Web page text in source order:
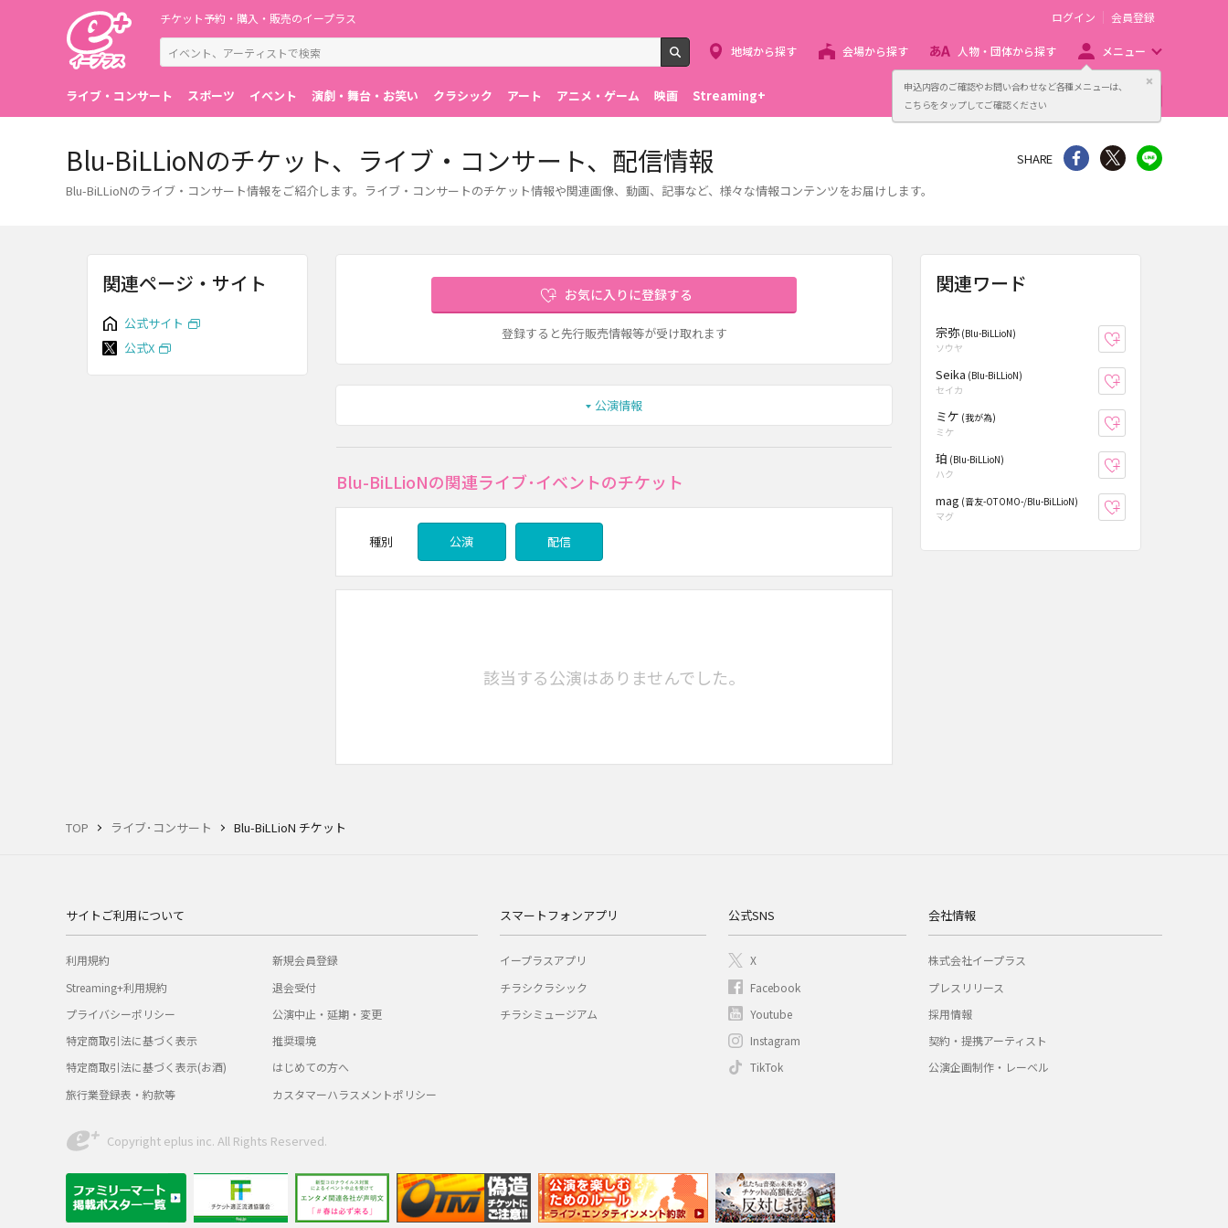
申込内容のご確認やお問い合わせなど各種メニューは、
こちらをタップしてご確認ください
閉じる
チケット予約・購入・販売のイープラス
検索
ログイン 会員登録
地域から探す 会場から探す 人物・団体から探す メニュー
ライブ・コンサート スポーツ イベント 演劇・舞台・お笑い クラシック アート アニメ・ゲーム 映画 Streaming+ 主催者向け販売サービス
TOP ライブ･コンサート Blu-BiLLioN チケット
Blu-BiLLioNのチケット、ライブ・コンサート、配信情報
Blu-BiLLioNのライブ・コンサート情報をご紹介します。ライブ・コンサートのチケット情報や関連画像、動画、記事など、様々な情報コンテンツをお届けします。
SHARE シェア Twitter
お気に入りに登録する
登録すると先行販売情報等が受け取れます
公演情報
Blu-BiLLioNの関連ライブ･イベントのチケット
種別 公演 配信
該当する公演はありませんでした。
関連ワード
宗弥 (Blu-BiLLioN)
ソウヤ
Seika (Blu-BiLLioN)
セイカ
ミケ (我が為)
ミケ
珀 (Blu-BiLLioN)
ハク
mag (音友-OTOMO-/Blu-BiLLioN)
マグ
関連ページ・サイト
公式サイト
公式X
サイトご利用について
利用規約
Streaming+利用規約
プライバシーポリシー
特定商取引法に基づく表示
特定商取引法に基づく表示(お酒)
旅行業登録表・約款等
新規会員登録
退会受付
公演中止・延期・変更
推奨環境
はじめての方へ
カスタマーハラスメントポリシー
スマートフォンアプリ
イープラスアプリ
チラシクラシック
チラシミュージアム
公式SNS
X
Facebook
Youtube
Instagram
TikTok
会社情報
株式会社イープラス
プレスリリース
採用情報
契約・提携アーティスト
公演企画制作・レーベル
Copyright eplus inc. All Rights Reserved.